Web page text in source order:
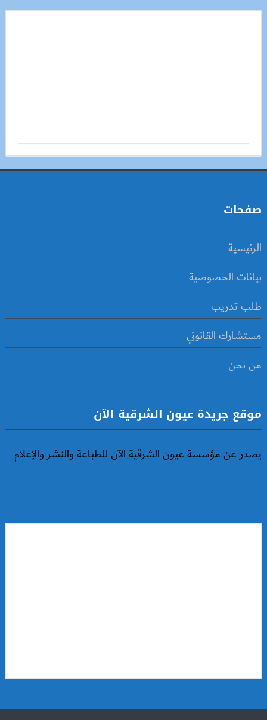
صفحات
الرئيسية
بيانات الخصوصية
طلب تدريب
مستشارك القانوني
من نحن
موقع جريدة عيون الشرقية الآن
يصدر عن مؤسسة عيون الشرقية الآن للطباعة والنشر والإعلام